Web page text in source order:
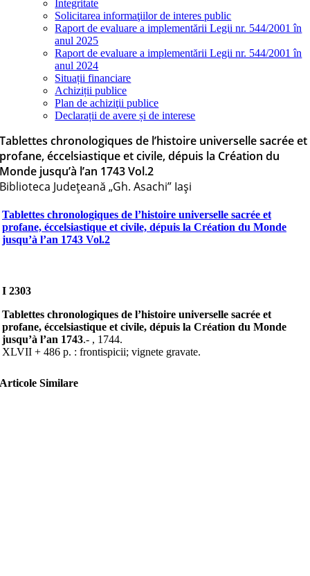
Integritate
Solicitarea informaţiilor de interes public
Raport de evaluare a implementării Legii nr. 544/2001 în
anul 2025
Raport de evaluare a implementării Legii nr. 544/2001 în
anul 2024
Situații financiare
Achiziții publice
Plan de achiziţii publice
Declarații de avere și de interese
Tablettes chronologiques de l’histoire universelle sacrée et
profane, éccelsiastique et civile, dépuis la Création du
Monde jusqu’à l’an 1743 Vol.2
Biblioteca Judeţeană „Gh. Asachi” Iaşi
Tablettes chronologiques de l’histoire universelle sacrée et
profane, éccelsiastique et civile, dépuis la Création du Monde
jusqu’à l’an 1743 Vol.2
I 2303
Tablettes chronologiques de l’histoire universelle sacrée et
profane, éccelsiastique et civile, dépuis la Création du Monde
jusqu’à l’an 1743.- , 1744.
XLVII + 486 p. : frontispicii; vignete gravate.
Articole Similare